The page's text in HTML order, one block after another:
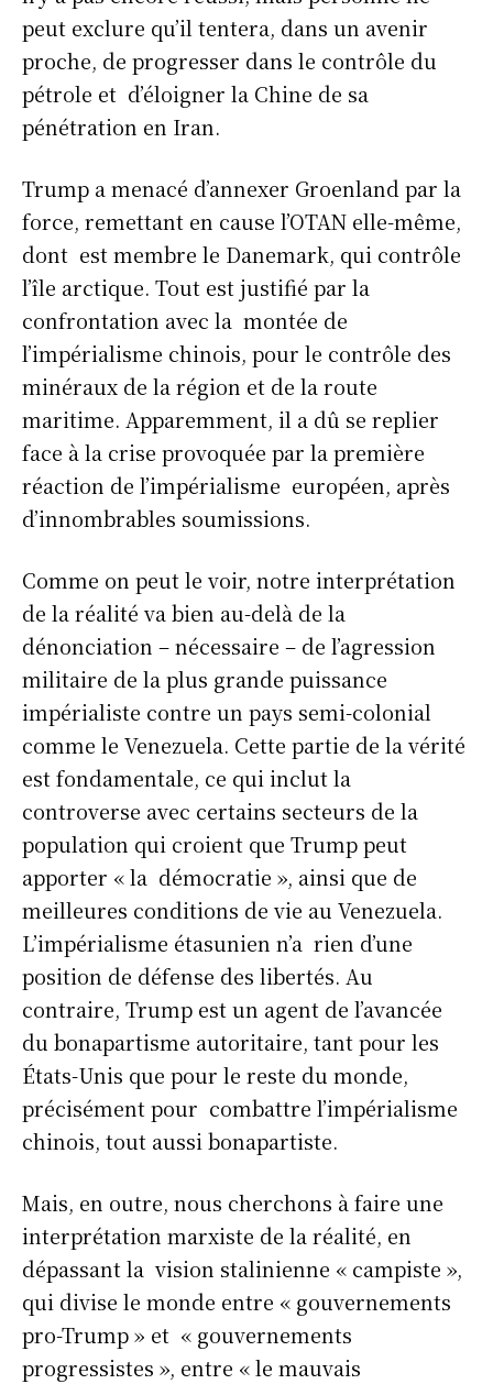
peut exclure qu’il tentera, dans un avenir
proche, de progresser dans le contrôle du
pétrole et d’éloigner la Chine de sa
pénétration en Iran.
Trump a menacé d’annexer Groenland par la
force, remettant en cause l’OTAN elle-même,
dont est membre le Danemark, qui contrôle
l’île arctique. Tout est justifié par la
confrontation avec la montée de
l’impérialisme chinois, pour le contrôle des
minéraux de la région et de la route
maritime. Apparemment, il a dû se replier
face à la crise provoquée par la première
réaction de l’impérialisme européen, après
d’innombrables soumissions.
Comme on peut le voir, notre interprétation
de la réalité va bien au-delà de la
dénonciation – nécessaire – de l’agression
militaire de la plus grande puissance
impérialiste contre un pays semi-colonial
comme le Venezuela. Cette partie de la vérité
est fondamentale, ce qui inclut la
controverse avec certains secteurs de la
population qui croient que Trump peut
apporter « la démocratie », ainsi que de
meilleures conditions de vie au Venezuela.
L’impérialisme étasunien n’a rien d’une
position de défense des libertés. Au
contraire, Trump est un agent de l’avancée
du bonapartisme autoritaire, tant pour les
États-Unis que pour le reste du monde,
précisément pour combattre l’impérialisme
chinois, tout aussi bonapartiste.
Mais, en outre, nous cherchons à faire une
interprétation marxiste de la réalité, en
dépassant la vision stalinienne « campiste »,
qui divise le monde entre « gouvernements
pro-Trump » et « gouvernements
progressistes », entre « le mauvais